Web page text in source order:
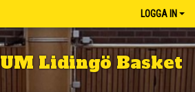
LOGGA IN
Lidingö Basket